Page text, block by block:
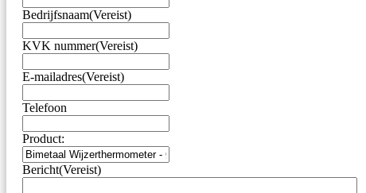
Bedrijfsnaam(Vereist)
KVK nummer(Vereist)
E-mailadres(Vereist)
Telefoon
Product:
Bericht(Vereist)